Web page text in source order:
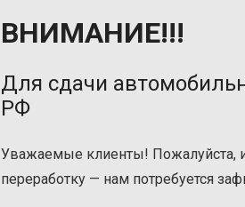
ВНИМАНИЕ!!!
Для сдачи
РФ
Уважаемые клиенты! Пожалуйста,
переработку — нам потребуется